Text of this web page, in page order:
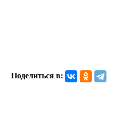
Поделиться в: